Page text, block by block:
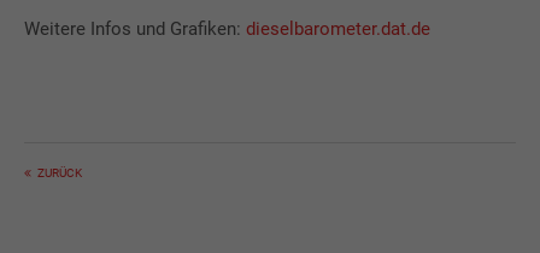
Weitere Infos und Grafiken: dieselbarometer.dat.de
ZURÜCK